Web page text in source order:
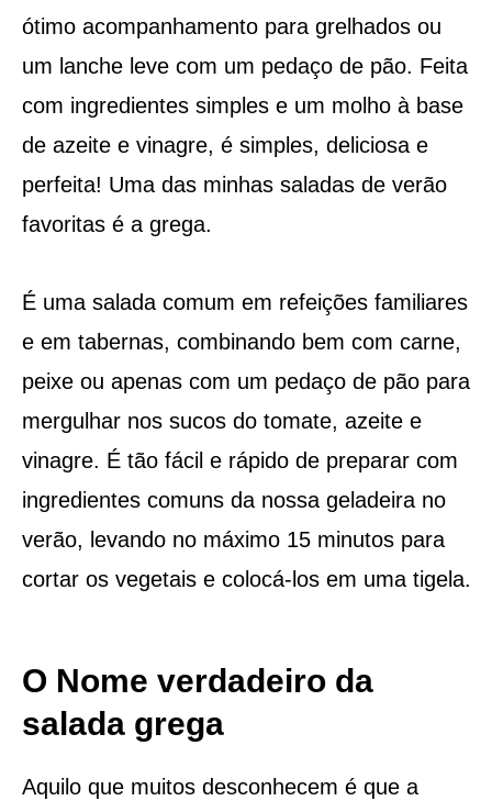
ótimo acompanhamento para grelhados ou
um lanche leve com um pedaço de pão. Feita
com ingredientes simples e um molho à base
de azeite e vinagre, é simples, deliciosa e
perfeita! Uma das minhas saladas de verão
favoritas é a grega.
É uma salada comum em refeições familiares
e em tabernas, combinando bem com carne,
peixe ou apenas com um pedaço de pão para
mergulhar nos sucos do tomate, azeite e
vinagre. É tão fácil e rápido de preparar com
ingredientes comuns da nossa geladeira no
verão, levando no máximo 15 minutos para
cortar os vegetais e colocá-los em uma tigela.
O Nome verdadeiro da
salada grega
Aquilo que muitos desconhecem é que a